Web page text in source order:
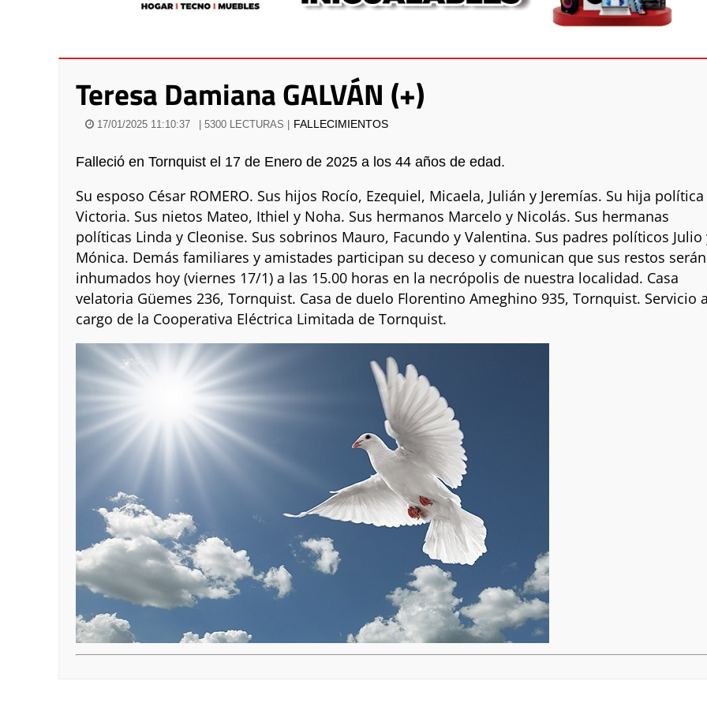
Teresa Damiana GALVÁN (+)
17/01/2025 11:10:37 | 5300 LECTURAS | FALLECIMIENTOS
Falleció en Tornquist el 17 de Enero de 2025 a los 44 años de edad.
Su esposo César ROMERO. Sus hijos Rocío, Ezequiel, Micaela, Julián y Jeremías. Su hija política
Victoria. Sus nietos Mateo, Ithiel y Noha. Sus hermanos Marcelo y Nicolás. Sus hermanas
políticas Linda y Cleonise. Sus sobrinos Mauro, Facundo y Valentina. Sus padres políticos Julio
Mónica. Demás familiares y amistades participan su deceso y comunican que sus restos serán
inhumados hoy (viernes 17/1) a las 15.00 horas en la necrópolis de nuestra localidad. Casa
velatoria Güemes 236, Tornquist. Casa de duelo Florentino Ameghino 935, Tornquist. Servicio
cargo de la Cooperativa Eléctrica Limitada de Tornquist.